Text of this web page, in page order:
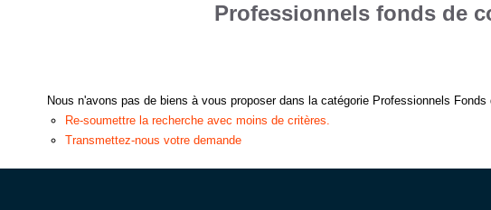
Professionnels fonds de
Nous n'avons pas de biens à vous proposer dans la catégorie Professionnels
Re-soumettre la recherche avec moins de critères.
Transmettez-nous votre demande